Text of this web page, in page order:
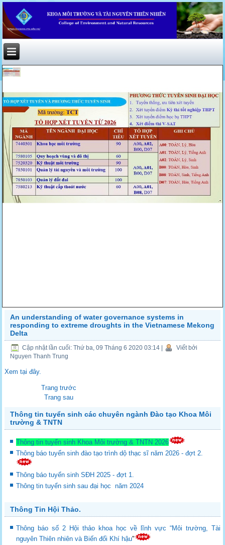
An understanding of water governance systems in
responding to extreme droughts in the Vietnamese Mekong
Delta
Cập nhật lần cuối: Thứ ba, 09 Tháng 6 2020 03:14
Viết bởi
Nguyen Thanh Trung
Xem tại đây.
Trang trước
Trang sau
Thông tin tuyển sinh các chuyên ngành Đào tạo Khoa Môi
trường & TNTN
Thông tin tuyển sinh Khoa Môi trường & TNTN 2026
Thông báo tuyển sinh đào tạo trình dộ thạc sĩ năm 2026 - đợt 2.
Thông báo tuyển sinh SĐH 2025 - đợt 1.
Thông tin tuyển sinh sau đại học năm 2024
Thông Tin Hội Thảo.
Thông báo số 2 Hội thảo khoa học về lĩnh vực “Môi trường, Tài
nguyên Thiên nhiên và Biến đổi Khí hậu"